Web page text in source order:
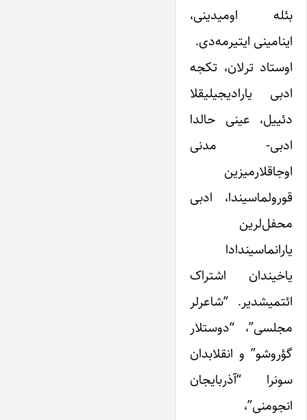
بئله اومیدینی،
اینامینی ایتیرمه‌دی.
اوستاد ترلان، تکجه
ادبی یارادیجیلیقلا
دئییل، عینی حالدا
ادبی- مدنی
اوجاقلارمیزین
قورولماسیندا، ادبی
محفل‌لرین
یارانماسیندادا
یاخیندان اشتراک
ائتمیشدیر. “شاعرلر
مجلسی”‌، “دوستلار
گؤروشو” و انقلابدان
سونرا “آذربایجان
انجومنی”،